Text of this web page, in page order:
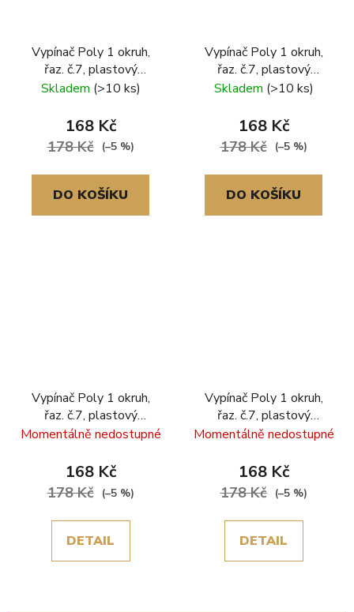
Vypínač Poly 1 okruh,
řaz. č.7, plastový
rámeček, bílá
Skladem (>10 ks)
168 Kč
178 Kč (–5 %)
DO KOŠÍKU
Vypínač Poly 1 okruh,
řaz. č.7, plastový
rámeček, černá
Skladem (>10 ks)
168 Kč
178 Kč (–5 %)
DO KOŠÍKU
Vypínač Poly 1 okruh,
řaz. č.7, plastový
rámeček, šedá
Momentálně nedostupné
168 Kč
178 Kč (–5 %)
DETAIL
Vypínač Poly 1 okruh,
řaz. č.7, plastový
rámeček, zlatá
Momentálně nedostupné
168 Kč
178 Kč (–5 %)
DETAIL